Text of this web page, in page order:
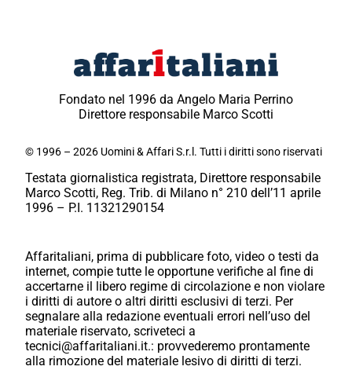
Fondato nel 1996 da Angelo Maria Perrino
Direttore responsabile Marco Scotti
© 1996 – 2026 Uomini & Affari S.r.l. Tutti i diritti sono riservati
Testata giornalistica registrata, Direttore responsabile
Marco Scotti, Reg. Trib. di Milano n° 210 dell’11 aprile
1996 – P.I. 11321290154
Affaritaliani, prima di pubblicare foto, video o testi da
internet, compie tutte le opportune verifiche al fine di
accertarne il libero regime di circolazione e non violare
i diritti di autore o altri diritti esclusivi di terzi. Per
segnalare alla redazione eventuali errori nell’uso del
materiale riservato, scriveteci a
tecnici@affaritaliani.it.: provvederemo prontamente
alla rimozione del materiale lesivo di diritti di terzi.